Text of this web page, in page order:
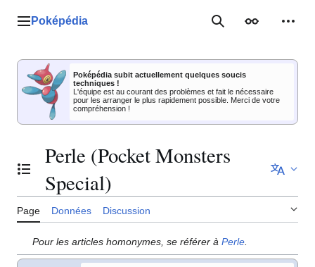
Menu principal
Poképédia RechercherApparence
Poképédia subit actuellement quelques soucis
techniques !
L'équipe est au courant des problèmes et fait le nécessaire
pour les arranger le plus rapidement possible. Merci de votre
compréhension !
Basculer la table des matières
Perle (Pocket Monsters
Special)
Page Données Discussion
Pour les articles homonymes, se référer àPerle